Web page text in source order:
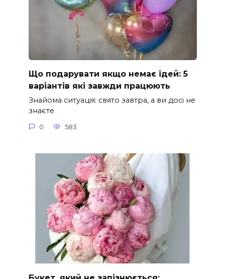
Що подарувати якщо немає ідей: 5
варіантів які завжди працюють
Знайома ситуація: свято завтра, а ви досі не
знаєте
0 583